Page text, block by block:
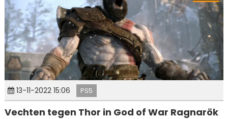
13-11-2022 15:06 PS5
Vechten tegen Thor in God of War Ragnarök